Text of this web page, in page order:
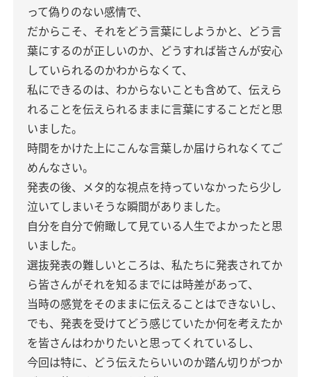
って偽りのない感情で、
だからこそ、それをどう言葉にしようかと、どう言
葉にするのが正しいのか、どうすれば皆さんが安心
していられるのかわからなくて、
私にできるのは、わからないことも含めて、伝えら
れることを伝えられるままに言葉にすることだと思
いました。
時間をかけた上にこんな言葉しか届けられなくてご
めんなさい。
発表の後、メタ的な視点を持っていなかったら少し
泣いてしまいそうな瞬間がありました。
自分を自分で俯瞰して見ている人生でよかったと思
いました。
選抜発表の難しいところは、私たちに発表されてか
ら皆さんがそれを知るまでには時差があって、
当時の感覚をそのままに伝えることはできないし、
でも、発表を受けてどう感じていたか何を考えたか
を皆さんはわかりたいと思ってくれているし、
今回は特に、どう伝えたらいいのか踏ん切りがつか